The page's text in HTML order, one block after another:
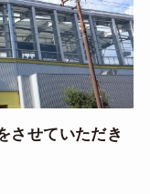
させていただき